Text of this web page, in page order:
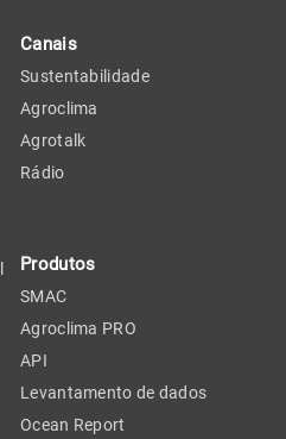
Canais
Sustentabilidade
Agroclima
Agrotalk
Rádio
Produtos
SMAC
Agroclima PRO
API
Levantamento de dados
Ocean Report